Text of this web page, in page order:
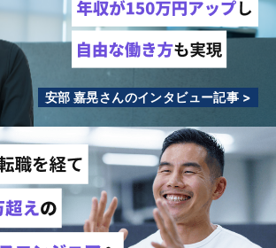
安部 嘉晃さんのインタビュー記事 >